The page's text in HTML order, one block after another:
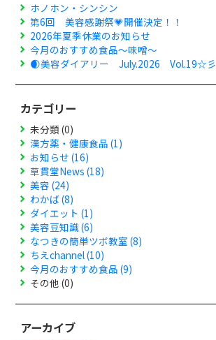
ホノホン・シンシン
第6回 美容感謝祭💗開催決定！！
2026年夏季休業のお知らせ
今月のおすすめ食品～味噌～
🌒美容ダイアリー July.2026 Vol.19☆彡
カテゴリー
未分類 (0)
漢方薬・健康食品 (1)
お知らせ (16)
草貫堂News (18)
美容 (24)
わかば (8)
ダイエット (1)
美容豆知識 (6)
なつきの簡単ツボ教室 (8)
ちえchannel (10)
今月のおすすめ食品 (9)
その他 (0)
アーカイブ